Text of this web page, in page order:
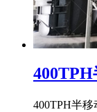
400TPH半